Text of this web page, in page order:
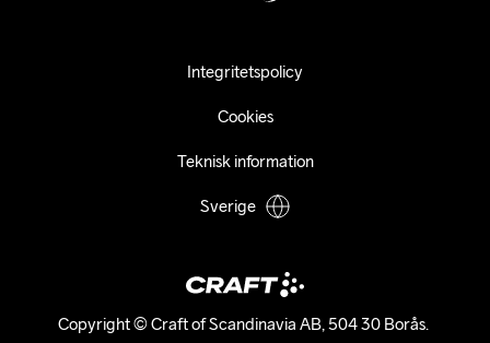
Copyright © Craft of Scandinavia AB, 504 30 Borås.
Integritetspolicy
Cookies
Teknisk information
Sverige